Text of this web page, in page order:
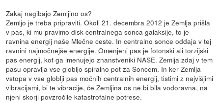
Zakaj nagibajo Zemljino os?
Zemljo je treba pripraviti. Okoli 21. decembra 2012 je Zemlja prišla
v pas, ki mu pravimo disk centralnega sonca galaksije, to je
ravnina energij naše Mlečne ceste. In centralno sonce oddaja v tej
ravnini najmočnejše energije. Omenjeni pas je fotonski ali torzijski
pas energij, kot ga imenujejo znanstveniki NASE. Zemlja zdaj v tem
pasu opravlja vse globljo spiralno pot za Soncem. In ker Zemlja
vstopa v vse globlji pas močnih centralnih energij, tistimi z najvišjimi
vibracijami, bi te vibracije, če Zemljina os ne bi bila vodoravna, na
njeni skorji povzročile katastrofalne potrese.